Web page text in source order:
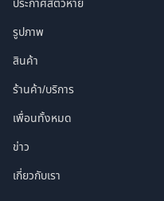
ประกาศสัตว์หาย
รูปภาพ
สินค้า
ร้านค้า/บริการ
เพื่อนทั้งหมด
ข่าว
เกี่ยวกับเรา